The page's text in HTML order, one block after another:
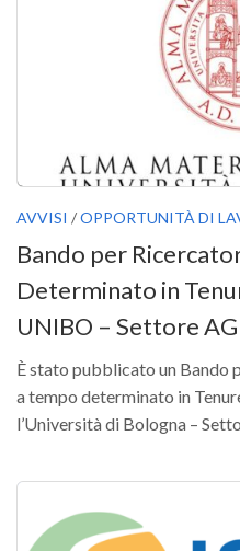
Versamento Quote di
Lista dei Gruppi di
GdL Inquinamento e
GdL Terpeni in Ecologia
GdL Pianificazione
GdL Geomatica
GdL Verde Urbano
AVVISI /OPPORTUNITÀ DI
Bando per
Determinato in
UNIBO – Settore
È stato pubblicato un Bando
a tempo determinato in
l’Università di Bologna –